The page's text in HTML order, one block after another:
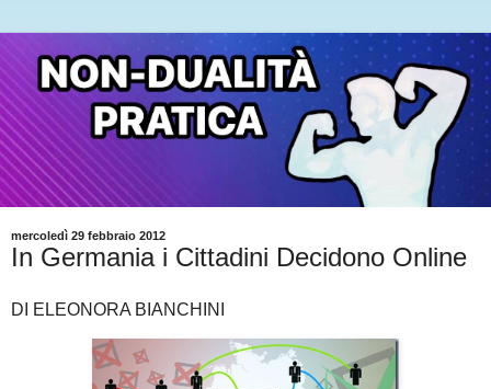
mercoledì 29 febbraio 2012
In Germania i Cittadini Decidono Online
DI ELEONORA BIANCHINI